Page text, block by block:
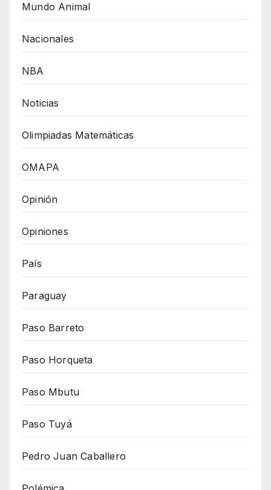
Mundo Animal
Nacionales
NBA
Noticias
Olimpiadas Matemáticas
OMAPA
Opinión
Opiniones
País
Paraguay
Paso Barreto
Paso Horqueta
Paso Mbutu
Paso Tuyá
Pedro Juan Caballero